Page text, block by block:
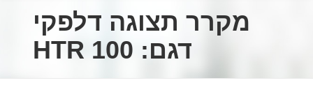
מקרר תצוגה דלפקי
דגם: HTR 100